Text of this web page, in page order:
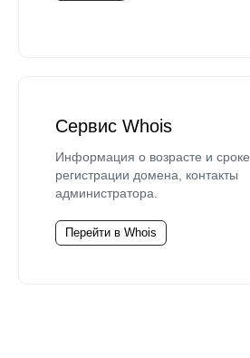
Сервис Whois
Информация о возрасте и сроке
регистрации домена, контакты
администратора.
Перейти в Whois